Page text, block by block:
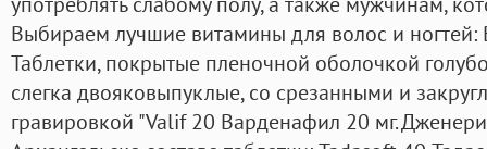
Выбираем лучшие витамины для волос и
Таблетки, покрытые пленочной оболочкой
слегка двояковыпуклые, со срезанными и
гравировкой "Valif 20 Варденафил 20 мг.